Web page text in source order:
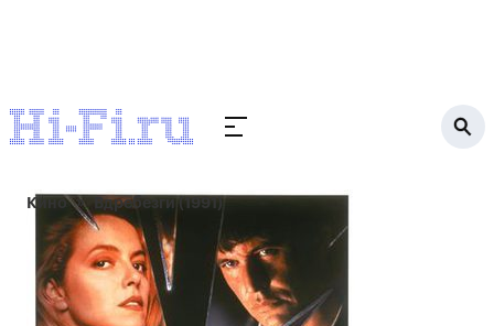
Кино Вдребезги (1991)